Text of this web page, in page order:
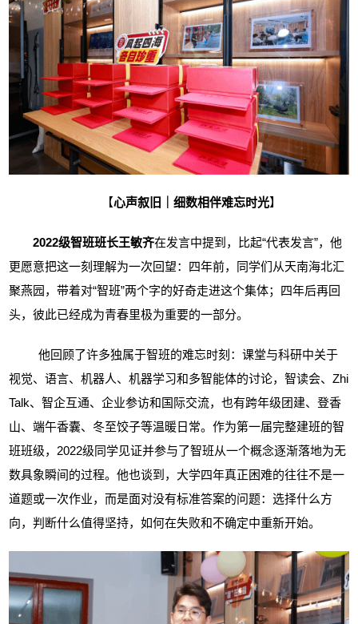
【心声叙旧｜细数相伴难忘时光】
2022级智班班长王敏齐在发言中提到，比起“代表发言”，他
更愿意把这一刻理解为一次回望：四年前，同学们从天南海北汇
聚燕园，带着对“智班”两个字的好奇走进这个集体；四年后再回
头，彼此已经成为青春里极为重要的一部分。
他回顾了许多独属于智班的难忘时刻：课堂与科研中关于
视觉、语言、机器人、机器学习和多智能体的讨论，智读会、Zhi
Talk、智企互通、企业参访和国际交流，也有跨年级团建、登香
山、端午香囊、冬至饺子等温暖日常。作为第一届完整建班的智
班班级，2022级同学见证并参与了智班从一个概念逐渐落地为无
数具象瞬间的过程。他也谈到，大学四年真正困难的往往不是一
道题或一次作业，而是面对没有标准答案的问题：选择什么方
向，判断什么值得坚持，如何在失败和不确定中重新开始。